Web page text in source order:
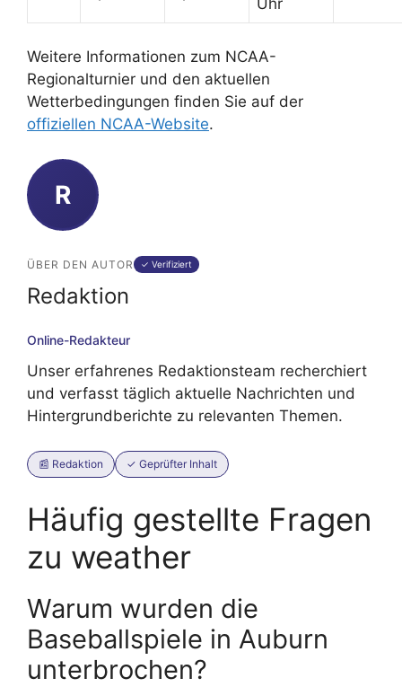
Weitere Informationen zum NCAA-
Regionalturnier und den aktuellen
Wetterbedingungen finden Sie auf der
offiziellen NCAA-Website.
R
ÜBER DEN AUTOR ✓ Verifiziert
Redaktion
Online-Redakteur
Unser erfahrenes Redaktionsteam recherchiert
und verfasst täglich aktuelle Nachrichten und
Hintergrundberichte zu relevanten Themen.
📰 Redaktion ✓ Geprüfter Inhalt
Häufig gestellte Fragen
zu weather
Warum wurden die
Baseballspiele in Auburn
unterbrochen?